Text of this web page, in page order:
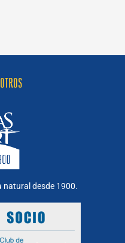
Tomate
Albahaca
natural desde 1900.